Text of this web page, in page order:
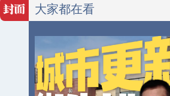
大家都在看